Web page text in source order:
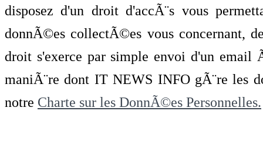
disposez d'un droit d'accÃ¨s vous
donnÃ©es collectÃ©es vous concernant,
droit s'exerce par simple envoi d'un
maniÃ¨re dont IT NEWS INFO gÃ¨re les
notre Charte sur les DonnÃ©es Personnelles.